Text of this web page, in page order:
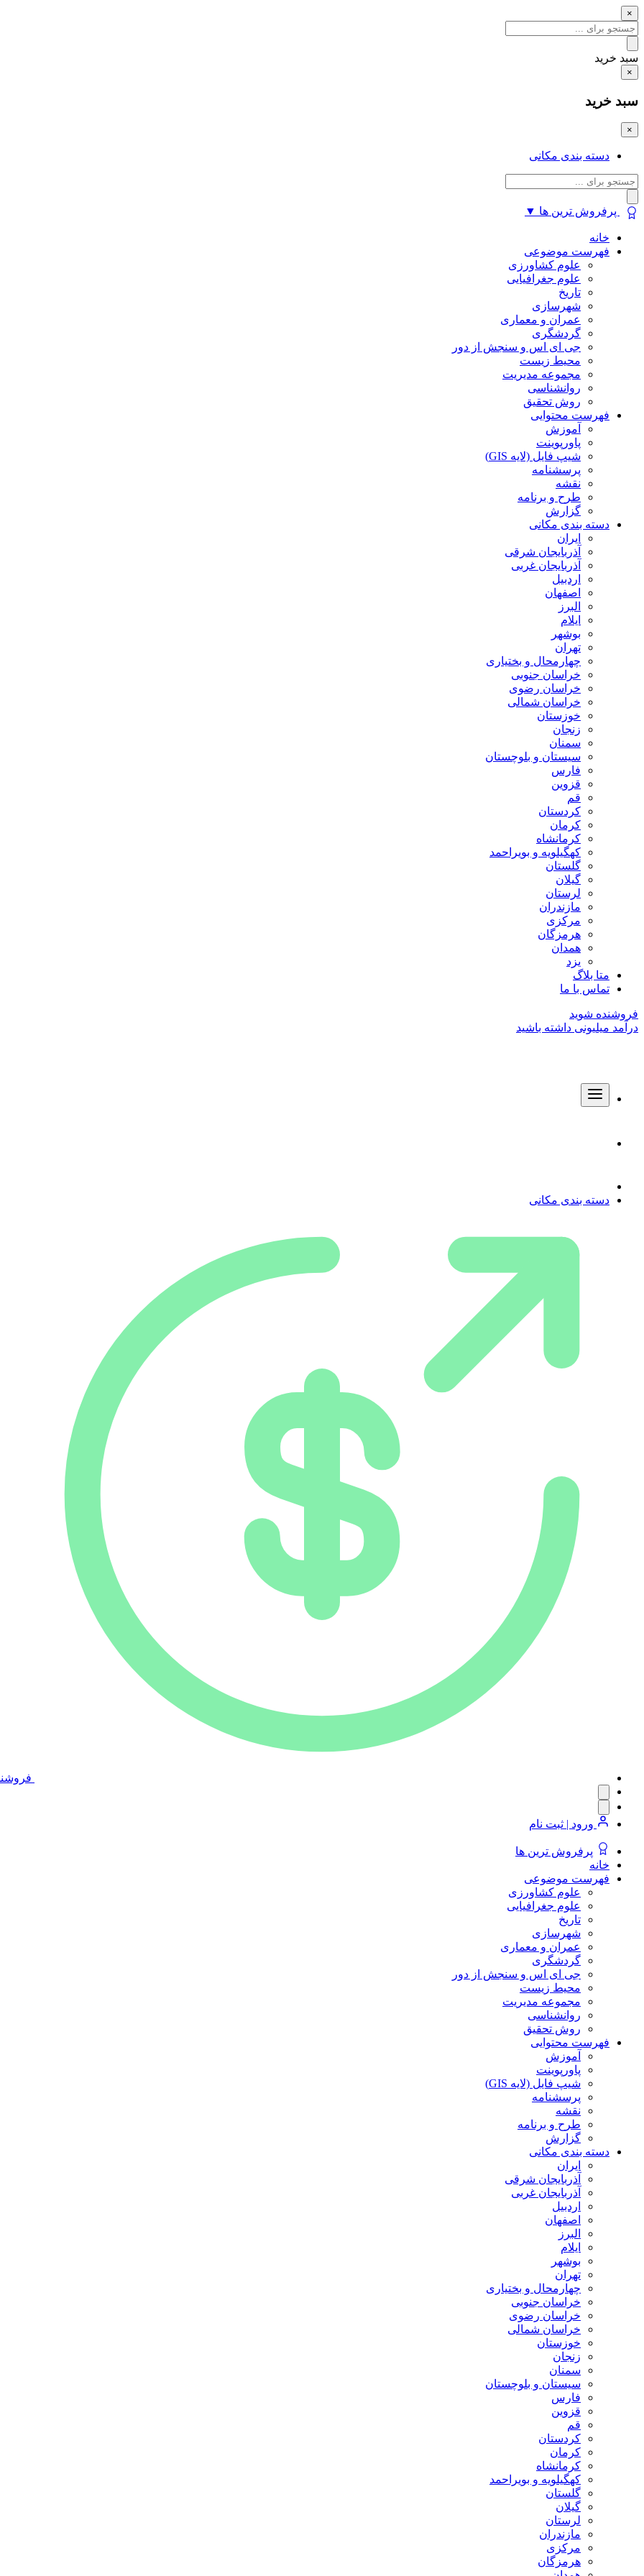
×
سبد خرید
×
سبد خرید
×
دسته بندی مکانی
پرفروش ترین ها ▼
خانه
فهرست موضوعی
علوم کشاورزی
علوم جغرافیایی
تاریخ
شهرسازی
عمران و معماری
گردشگری
جی ای اس و سنجش از دور
محیط زیست
مجموعه مدیریت
روانشناسی
روش تحقیق
فهرست محتوایی
آموزش
پاورپوینت
شیپ فایل (لایه GIS)
پرسشنامه
نقشه
طرح و برنامه
گزارش
دسته بندی مکانی
ایران
آذربایجان شرقی
آذربایجان غربی
اردبیل
اصفهان
البرز
ایلام
بوشهر
تهران
چهارمحال و بختیاری
خراسان جنوبی
خراسان رضوی
خراسان شمالی
خوزستان
زنجان
سمنان
سیستان و بلوچستان
فارس
قزوین
قم
کردستان
کرمان
کرمانشاه
کهگیلویه و بویراحمد
گلستان
گیلان
لرستان
مازندران
مرکزی
هرمزگان
همدان
یزد
متا بلاگ
تماس با ما
فروشنده شوید
درآمد میلیونی داشته باشید
دسته بندی مکانی
ورود | ثبت نام
پرفروش ترین ها
خانه
فهرست موضوعی
علوم کشاورزی
علوم جغرافیایی
تاریخ
شهرسازی
عمران و معماری
گردشگری
جی ای اس و سنجش از دور
محیط زیست
مجموعه مدیریت
روانشناسی
روش تحقیق
فهرست محتوایی
آموزش
پاورپوینت
شیپ فایل (لایه GIS)
پرسشنامه
نقشه
طرح و برنامه
گزارش
دسته بندی مکانی
ایران
آذربایجان شرقی
آذربایجان غربی
اردبیل
اصفهان
البرز
ایلام
بوشهر
تهران
چهارمحال و بختیاری
خراسان جنوبی
خراسان رضوی
خراسان شمالی
خوزستان
زنجان
سمنان
سیستان و بلوچستان
فارس
قزوین
قم
کردستان
کرمان
کرمانشاه
کهگیلویه و بویراحمد
گلستان
گیلان
لرستان
مازندران
مرکزی
هرمزگان